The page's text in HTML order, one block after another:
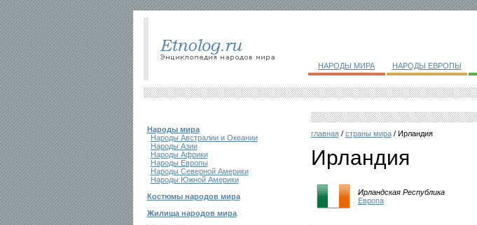
НАРОДЫ МИРА НАРОДЫ ЕВРОПЫ
Народы мира
Народы Австралии и Океании
Народы Азии
Народы Африки
Народы Европы
Народы Северной Америки
Народы Южной Америки
Костюмы народов мира
Жилища народов мира
главная/ страны мира/ Ирландия
Ирландия
Ирландская Республика
Европа